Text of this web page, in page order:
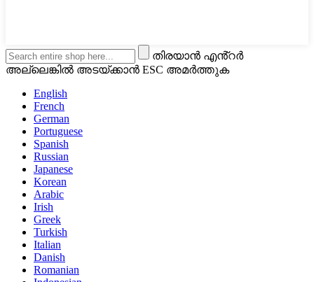
തിരയാൻ എൻ്റർ
അല്ലെങ്കിൽ അടയ്ക്കാൻ ESC അമർത്തുക
English
French
German
Portuguese
Spanish
Russian
Japanese
Korean
Arabic
Irish
Greek
Turkish
Italian
Danish
Romanian